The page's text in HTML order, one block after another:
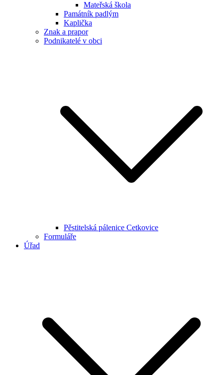
Mateřská škola
Památník padlým
Kaplička
Znak a prapor
Podnikatelé v obci
Pěstitelská pálenice Cetkovice
Formuláře
Úřad